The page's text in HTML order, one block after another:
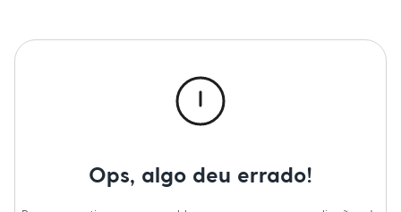
Personagens
Plus size
Ops, algo deu errado!